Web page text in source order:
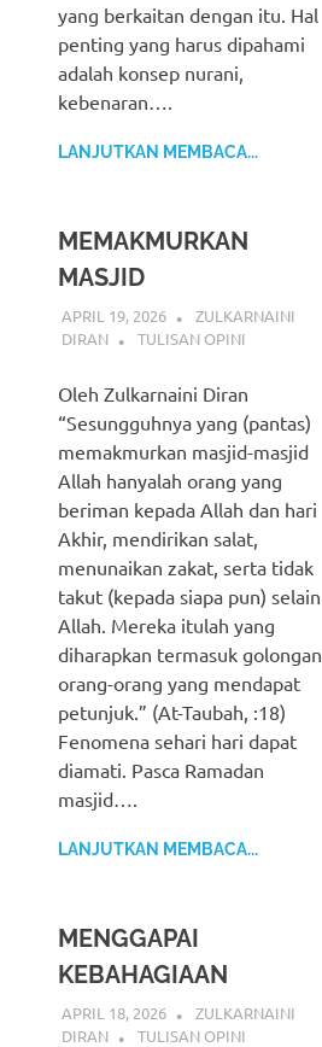
yang berkaitan dengan itu. Hal
penting yang harus dipahami
adalah konsep nurani,
kebenaran….
LANJUTKAN MEMBACA...
MEMAKMURKAN
MASJID
APRIL 19, 2026
ZULKARNAINI
DIRAN
TULISAN OPINI
Oleh Zulkarnaini Diran
“Sesungguhnya yang (pantas)
memakmurkan masjid-masjid
Allah hanyalah orang yang
beriman kepada Allah dan hari
Akhir, mendirikan salat,
menunaikan zakat, serta tidak
takut (kepada siapa pun) selain
Allah. Mereka itulah yang
diharapkan termasuk golongan
orang-orang yang mendapat
petunjuk.” (At-Taubah, :18)
Fenomena sehari hari dapat
diamati. Pasca Ramadan
masjid….
LANJUTKAN MEMBACA...
MENGGAPAI
KEBAHAGIAAN
APRIL 18, 2026
ZULKARNAINI
DIRAN
TULISAN OPINI